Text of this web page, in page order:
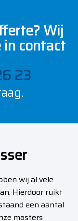
Wij
contact
23
wij al vele
Hierdoor ruikt
een aantal
masters